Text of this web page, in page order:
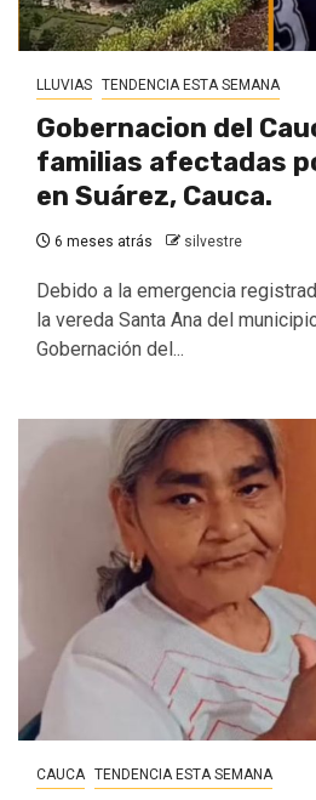
LLUVIAS TENDENCIA ESTA SEMANA
Gobernacion del
familias afectadas
en Suárez, Cauca.
6 meses atrás silvestre
Debido a la emergencia
la vereda Santa Ana del
Gobernación del...
CAUCA TENDENCIA ESTA SEMANA